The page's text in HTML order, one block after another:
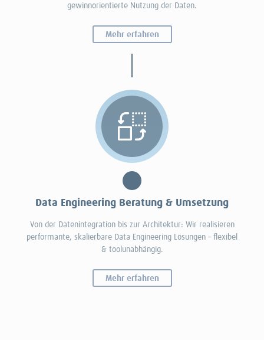
gewinnorientierte Nutzung der Daten.
Mehr erfahren
Data Engineering Beratung & Umsetzung
Von der Datenintegration bis zur Architektur: Wir realisieren
performante, skalierbare Data Engineering Lösungen – flexibel
& toolunabhängig.
Mehr erfahren